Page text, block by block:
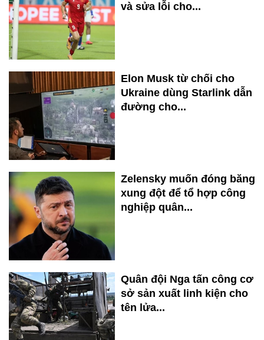
và sửa lỗi cho...
Elon Musk từ chối cho
Ukraine dùng Starlink dẫn
đường cho...
Zelensky muốn đóng băng
xung đột để tổ hợp công
nghiệp quân...
Quân đội Nga tấn công cơ
sở sản xuất linh kiện cho
tên lửa...